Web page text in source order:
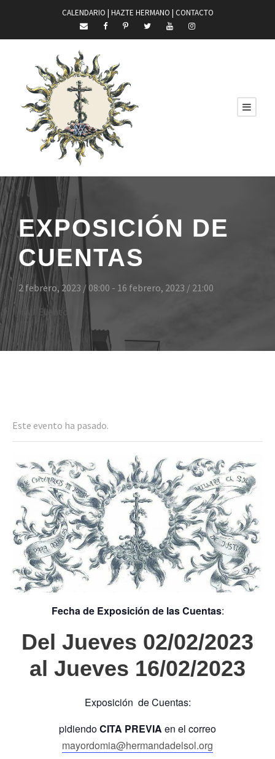
CALENDARIO | HAZTE HERMANO | CONTACTO
EXPOSICIÓN DE
CUENTAS
2 febrero, 2023 / 08:00 - 16 febrero, 2023 / 21:00
« All Eventos
Este evento ha pasado.
Fecha de Exposición de las Cuentas:
Del Jueves 02/02/2023
al Jueves 16/02/2023
Exposición de Cuentas:
pidiendoCITA PREVIA en el correo
mayordomia@hermandadelsol.org